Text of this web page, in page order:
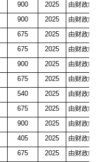
900 2025
由财政统
900 2025
由财政统
675 2025
由财政统
675 2025
由财政统
900 2025
由财政统
675 2025
由财政统
540 2025
由财政统
675 2025
由财政统
900 2025
由财政统
405 2025
由财政统
675 2025
由财政统